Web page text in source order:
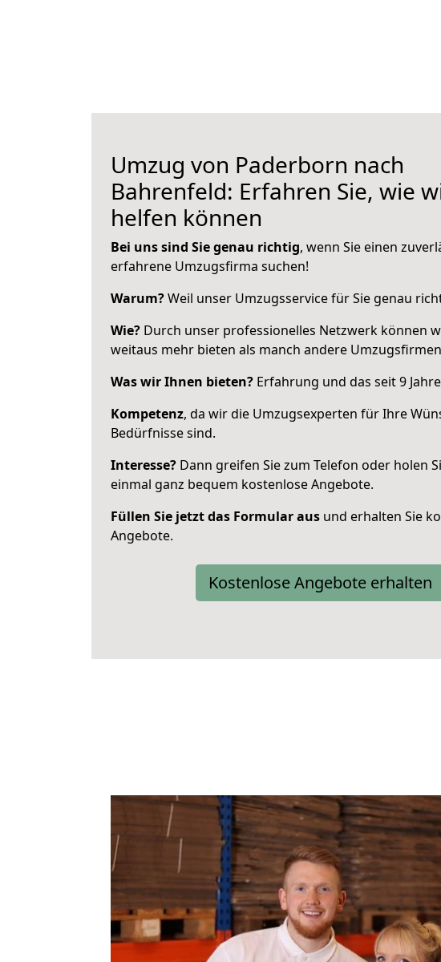
Umzug von Paderborn nach
Bahrenfeld: Erfahren Sie, wie
helfen können
Bei uns sind Sie genau richtig, wenn Sie einen
erfahrene Umzugsfirma suchen!
Warum?Weil unser Umzugsservice für Sie genau
Wie? Durch unser professionelles Netzwerk können
weitaus mehr bieten als manch andere
Was wir Ihnen bieten? Erfahrung und das seit 9
Kompetenz, da wir die Umzugsexperten für Ihre
Bedürfnisse sind.
Interesse? Dann greifen Sie zum Telefon oder holen
einmal ganz bequem kostenlose Angebote.
Füllen Sie jetzt das Formular aus und erhalten Sie
Angebote.
Kostenlose Angebote erhalten